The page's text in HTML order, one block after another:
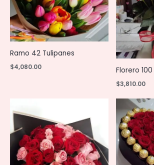
Ramo 42 Tulipanes
$4,080.00 Florero
$3,810.00